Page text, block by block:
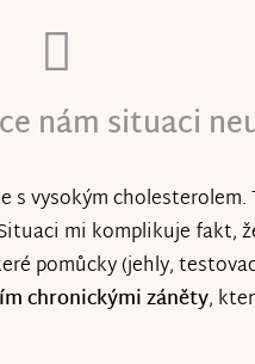
nám situaci
s vysokým
mi komplikuje fakt,
pomůcky (jehly,
chronickými záněty,